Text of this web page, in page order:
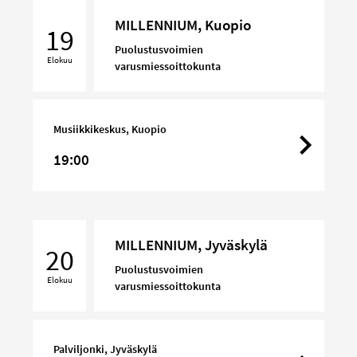
19
Elokuu
MILLENNIUM, Kuopio
Puolustusvoimien
varusmiessoittokunta
Musiikkikeskus, Kuopio
19:00
20
Elokuu
MILLENNIUM, Jyväskylä
Puolustusvoimien
varusmiessoittokunta
Palviljonki, Jyväskylä